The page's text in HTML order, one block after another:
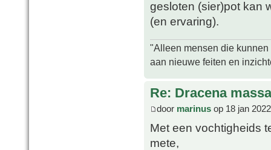
gesloten (sier)pot kan
(en ervaring).
"Alleen mensen die
aan nieuwe feiten en
Re: Dracena
door marinus op 18 jan
Met een vochtigheids
mete,